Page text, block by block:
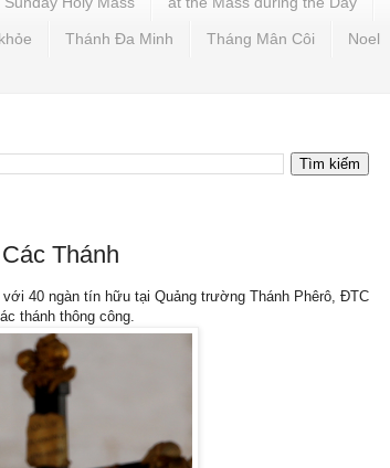
Thánh Đa Minh Tháng Mân Côi Noel
Thánh
40 ngàn tín hữu tại Quảng trường Thánh Phêrô, ĐTC
thánh thông công.